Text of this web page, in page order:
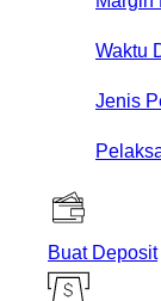
Waktu
Jenis
Buat Deposit